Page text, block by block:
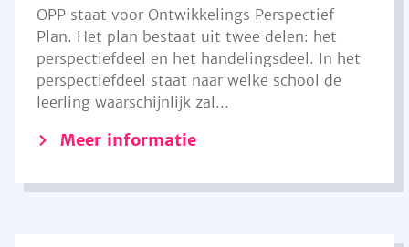
OPP staat voor Ontwikkelings Perspectief
Plan. Het plan bestaat uit twee delen: het
perspectiefdeel en het handelingsdeel. In het
perspectiefdeel staat naar welke school de
leerling waarschijnlijk zal...
Meer informatie